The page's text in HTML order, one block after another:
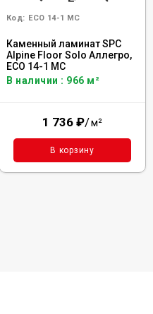
Код: ECO 14-1 MC
Каменный ламинат SPC
Alpine Floor Solo Аллегро,
ЕСО 14-1 MC
В наличии : 966 м²
1 736 ₽/м²
В корзину